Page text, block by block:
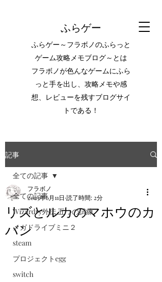
ふらゲー
ふらゲー～フラボノのふらっと
ゲーム攻略メモブログ～とは
フラボノが色んなゲームにふら
っと手を出し、攻略メモや感
想、レビューを残すブログサイ
トである！
記事
全ての記事
Wizardry外伝 五つの試練
メガドライブミニ２
steam
プロジェクトegg
switch
全ての記事
リズとルカのマホウのカ
バン
フラボノ
2023年6月11日 読了時間: 2分